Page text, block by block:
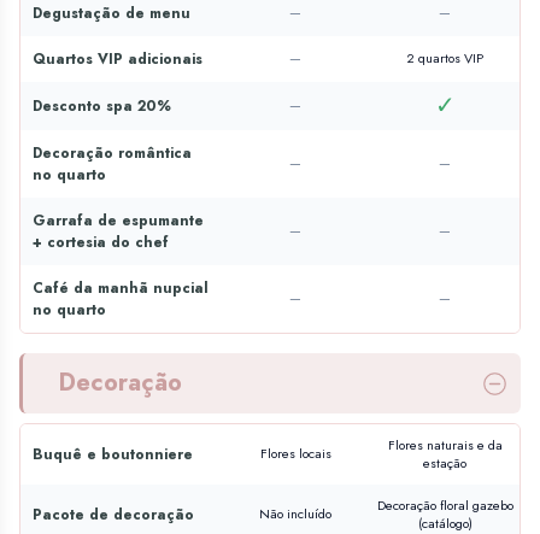
Degustação de menu — —
Quartos VIP adicionais — 2 quartos VIP
Desconto spa 20% — ✓
Decoração romântica
no quarto
— —
Garrafa de espumante
+ cortesia do chef
— —
Café da manhã nupcial
no quarto
— —
Decoração
Buquê e boutonniere Flores locais
Flores naturais e da
estação
Pacote de decoração Não incluído
Decoração floral gazebo
(catálogo)